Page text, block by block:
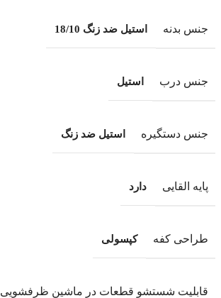
جنس بدنه استیل ضد زنگ 18/10
جنس درب استیل
جنس دستگیره استیل ضد زنگ
پایه القایی دارد
طراحی کفه کپسولی
قابلیت شستشو قطعات در ماشین ظرفشویی